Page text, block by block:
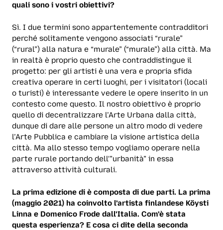
quali sono i vostri obiettivi?
Sì. I due termini sono appartentemente contradditori
perché solitamente vengono associati “rurale”
(“rural”) alla natura e “murale” (“murale”) alla città. Ma
in realtà è proprio questo che contraddistingue il
progetto: per gli artisti è una vera e propria sfida
creativa operare in certi luoghi, per i visitatori (locali
o turisti) è interessante vedere le opere inserito in un
contesto come questo. Il nostro obiettivo è proprio
quello di decentralizzare l’Arte Urbana dalla città,
dunque di dare alle persone un altro modo di vedere
l’Arte Pubblica e cambiare la visione artistica della
città. Ma allo stesso tempo vogliamo operare nella
parte rurale portando dell'”urbanità” in essa
attraverso attività culturali.
La prima edizione di è composta di due parti. La prima
(maggio 2021) ha coinvolto l’artista finlandese Köysti
Linna e Domenico Frode dall’Italia. Com’è stata
questa esperienza? E cosa ci dite della seconda